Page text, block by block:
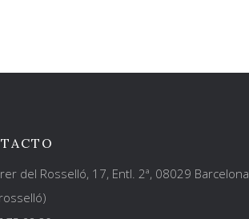
del Rosselló, 17, Entl. 2ª, 08029 Barcelona